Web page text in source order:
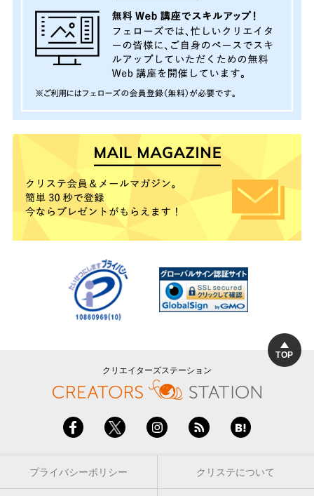
TOP
クリエイターズステーション
プライバシーポリシー クリステについて